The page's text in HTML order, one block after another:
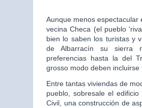
Aunque menos espectacular
vecina Checa (el pueblo
bien lo saben los turistas y
de Albarracín su sierra
preferencias hasta la del
grosso modo deben
Entre tantas viviendas de
pueblo, sobresale el
Civil, una construcción de